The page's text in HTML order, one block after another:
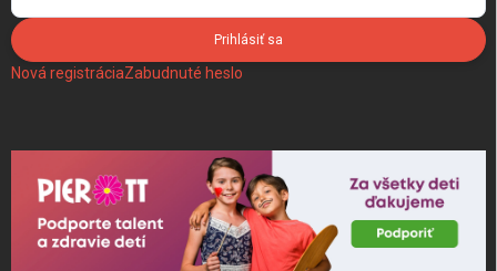
Prihlásiť sa
Nová registráciaZabudnuté heslo